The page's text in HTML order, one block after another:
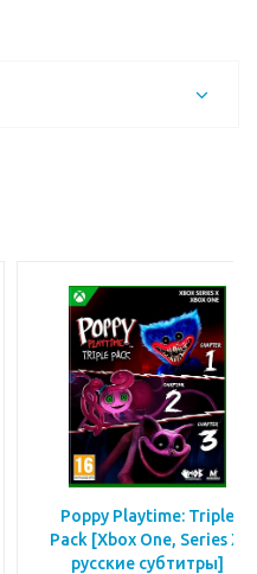
Poppy Playtime: Triple
Pack [Xbox One, Series X,
русские субтитры]